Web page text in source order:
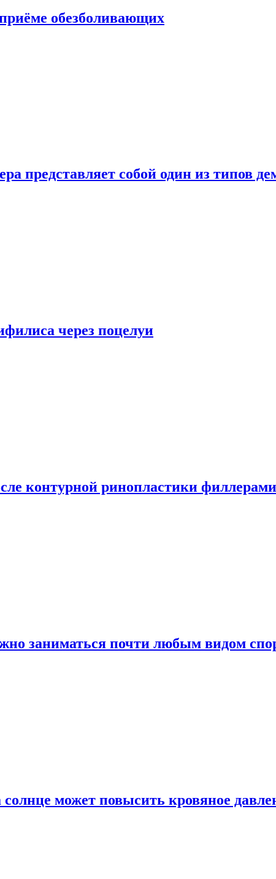
обезболивающих
представляет собой один из типов
через поцелуи
контурной ринопластики филлерами
заниматься почти любым видом
может повысить кровяное